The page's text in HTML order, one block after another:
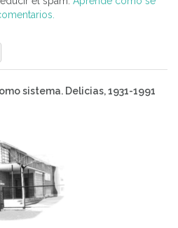
sistema. Delicias, 1931-1991